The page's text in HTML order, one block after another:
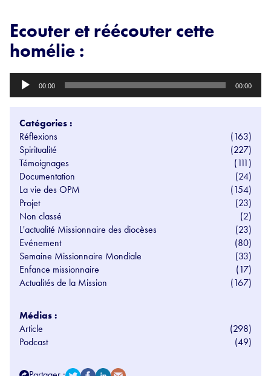
Ecouter et réécouter cette
homélie :
Lecteur
audio
00:00 00:00
Catégories :
Réflexions
(163)
Spiritualité
(227)
Témoignages
(111)
Documentation
(24)
La vie des OPM
(154)
Projet
(23)
Non classé
(2)
L'actualité Missionnaire des diocèses
(23)
Evénement
(80)
Semaine Missionnaire Mondiale
(33)
Enfance missionnaire
(17)
Actualités de la Mission
(167)
Médias :
Article
(298)
Podcast
(49)